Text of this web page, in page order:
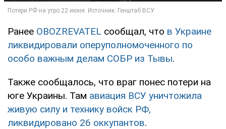
Ранее OBOZREVATEL сообщал, что в Украине
ликвидировали оперуполномоченного по
особо важным делам СОБР из Тывы.
Также сообщалось, что враг понес потери на
юге Украины. Там авиация ВСУ уничтожила
живую силу и технику войск РФ,
ликвидировано 26 оккупантов.